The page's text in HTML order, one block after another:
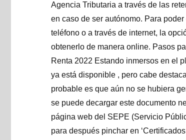
Agencia Tributaria a través de las
en caso de ser autónomo. Para
teléfono o a través de internet, la
obtenerlo de manera online. Pasos
Renta 2022 Estando inmersos en el
ya está disponible , pero cabe
probable es que aún no se hubiera
se puede decargar este documento
página web del SEPE (Servicio
para después pinchar en